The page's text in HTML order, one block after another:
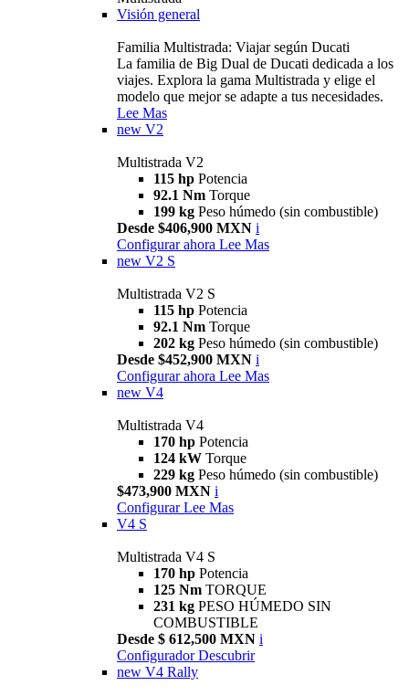
Visión general
Familia Multistrada: Viajar según Ducati
La familia de Big Dual de Ducati dedicada a los
viajes. Explora la gama Multistrada y elige el
modelo que mejor se adapte a tus necesidades.
Lee Mas
new V2
Multistrada V2
115 hp Potencia
92.1 Nm Torque
199 kg Peso húmedo (sin combustible)
Desde $406,900 MXN i
Configurar ahora Lee Mas
new V2 S
Multistrada V2 S
115 hp Potencia
92.1 Nm Torque
202 kg Peso húmedo (sin combustible)
Desde $452,900 MXN i
Configurar ahora Lee Mas
new V4
Multistrada V4
170 hp Potencia
124 kW Torque
229 kg Peso húmedo (sin combustible)
$473,900 MXN i
Configurar Lee Mas
V4 S
Multistrada V4 S
170 hp Potencia
125 Nm TORQUE
231 kg PESO HÚMEDO SIN
COMBUSTIBLE
Desde $ 612,500 MXN i
Configurador Descubrir
new V4 Rally